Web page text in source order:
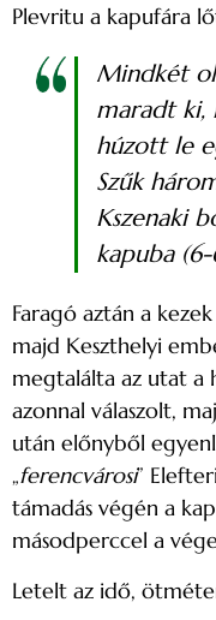
Plevritu a kapufára
Mindkét
maradt ki,
húzott le
Szűk
Kszenaki
kapuba (6-
Faragó aztán a
majd Keszthelyi
megtalálta az utat a
azonnal válaszolt,
után előnyből
„ferencvárosi”
támadás végén a
másodperccel a
Letelt az idő,